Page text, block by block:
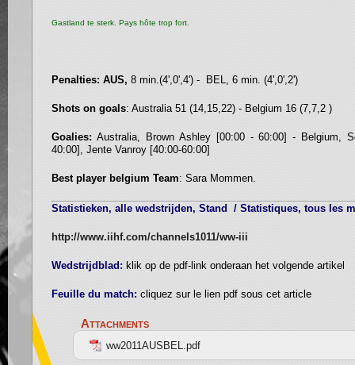
Gastland te sterk. Pays hôte trop fort.
Penalties: AUS, 8 min.(4',0',4') - BEL, 6 min. (4',0',2')
Shots on goals: Australia 51 (14,15,22) - Belgium 16 (7,7,2 )
Goalies: Australia, Brown Ashley [00:00 - 60:00] - Belgium,
40:00], Jente Vanroy [40:00-60:00]
Best player belgium Team: Sara Mommen.
Statistieken, alle wedstrijden, Stand / Statistiques, tous les
http://www.iihf.com/channels1011/ww-iii
Wedstrijdblad: klik op de pdf-link onderaan het volgende artikel
Feuille du match: cliquez sur le lien pdf sous cet article
Attachments
ww2011AUSBEL.pdf